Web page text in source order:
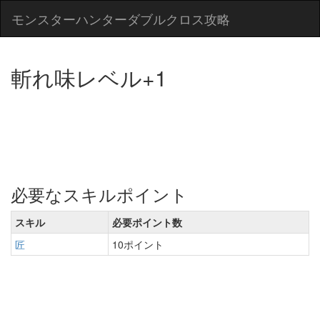
モンスターハンターダブルクロス攻略
斬れ味レベル+1
必要なスキルポイント
スキル
必要ポイント数
匠
10ポイント